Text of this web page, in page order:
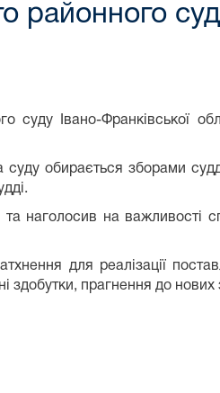
районного
Івано-Франківської
обирається зборами
на важливості
для реалізації
здобутки, прагнення до